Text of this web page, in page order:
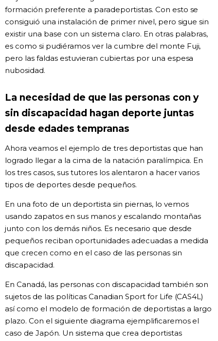
formación preferente a paradeportistas. Con esto se
consiguió una instalación de primer nivel, pero sigue sin
existir una base con un sistema claro. En otras palabras,
es como si pudiéramos ver la cumbre del monte Fuji,
pero las faldas estuvieran cubiertas por una espesa
nubosidad.
La necesidad de que las personas con y
sin discapacidad hagan deporte juntas
desde edades tempranas
Ahora veamos el ejemplo de tres deportistas que han
logrado llegar a la cima de la natación paralímpica. En
los tres casos, sus tutores los alentaron a hacer varios
tipos de deportes desde pequeños.
En una foto de un deportista sin piernas, lo vemos
usando zapatos en sus manos y escalando montañas
junto con los demás niños. Es necesario que desde
pequeños reciban oportunidades adecuadas a medida
que crecen como en el caso de las personas sin
discapacidad.
En Canadá, las personas con discapacidad también son
sujetos de las políticas Canadian Sport for Life (CAS4L)
así como el modelo de formación de deportistas a largo
plazo. Con el siguiente diagrama ejemplificaremos el
caso de Japón. Un sistema que crea deportistas